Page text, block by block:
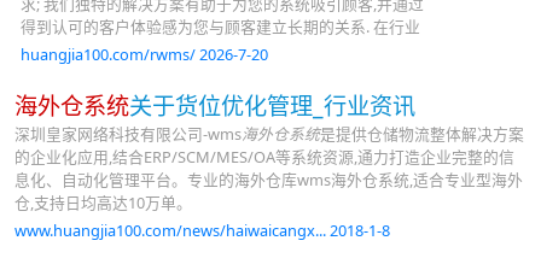
得到认可的客户体验感为您与顾客建立长期的关系. 在行业
huangjia100.com/rwms/ 2026-7-20
海外仓系统关于货位优化管理_行业资讯
深圳皇家网络科技有限公司-wms海外仓系统是提供仓储物流整体解决方案
的企业化应用,结合ERP/SCM/MES/OA等系统资源,通力打造企业完整的信
息化、自动化管理平台。专业的海外仓库wms海外仓系统,适合专业型海外
仓,支持日均高达10万单。
www.huangjia100.com/news/haiwaicangx... 2018-1-8